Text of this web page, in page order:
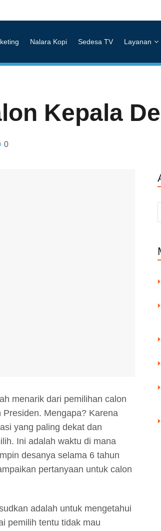
Nalara Kopi Sedesa TV Layanan
Kepala
0
menarik dari pemilihan calon
Mengapa? Karena
yang paling dekat dan
Ini adalah waktu di mana
desanya selama 6 tahun
pertanyaan untuk calon
adalah untuk mengetahui
pemilih tentu tidak mau